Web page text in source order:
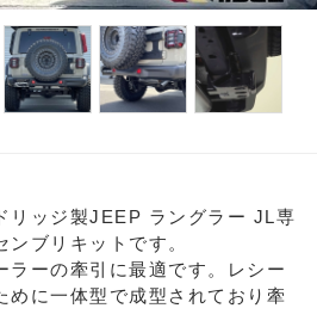
リッジ製JEEP ラングラー JL専
ブリキットです。
ラーの牽引に最適です。レシー
めに一体型で成型されており牽